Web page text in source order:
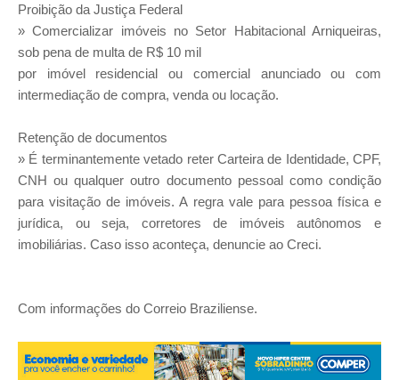
Proibição da Justiça Federal
» Comercializar imóveis no Setor Habitacional Arniqueiras,
sob pena de multa de R$ 10 mil
por imóvel residencial ou comercial anunciado ou com
intermediação de compra, venda ou locação.
Retenção de documentos
» É terminantemente vetado reter Carteira de Identidade, CPF,
CNH ou qualquer outro documento pessoal como condição
para visitação de imóveis. A regra vale para pessoa física e
jurídica, ou seja, corretores de imóveis autônomos e
imobiliárias. Caso isso aconteça, denuncie ao Creci.
Com informações do Correio Braziliense.